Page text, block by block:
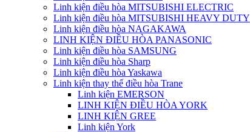
Linh kiện điều hòa MITSUBISHI ELECTRIC
Linh kiện điều hòa MITSUBISHI HEAVY DUTY
Linh kiện điều hòa NAGAKAWA
LINH KIỆN ĐIỀU HÒA PANASONIC
Linh kiện điều hòa SAMSUNG
Linh kiện điều hòa Sharp
Linh kiện điều hòa Yaskawa
Linh kiện thay thế điều hòa Trane
Linh kiện EMERSON
LINH KIỆN ĐIỀU HÒA YORK
LINH KIỆN GREE
Linh kiện York